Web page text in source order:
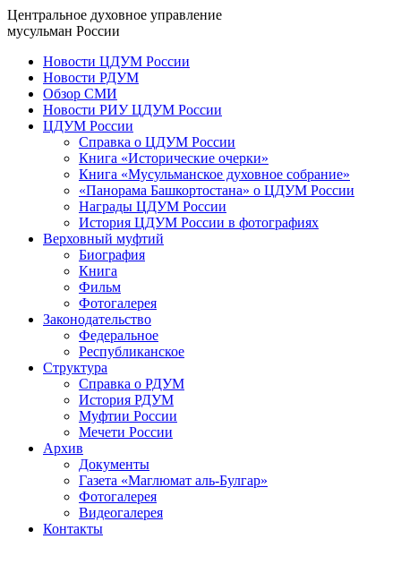
Центральное духовное управление
мусульман России
Новости ЦДУМ России
Новости РДУМ
Обзор СМИ
Новости РИУ ЦДУМ России
ЦДУМ России
Справка о ЦДУМ России
Книга «Исторические очерки»
Книга «Мусульманское духовное собрание»
«Панорама Башкортостана» о ЦДУМ России
Награды ЦДУМ России
История ЦДУМ России в фотографиях
Верховный муфтий
Биография
Книга
Фильм
Фотогалерея
Законодательство
Федеральное
Республиканское
Структура
Справка о РДУМ
История РДУМ
Муфтии России
Мечети России
Архив
Документы
Газета «Маглюмат аль-Булгар»
Фотогалерея
Видеогалерея
Контакты